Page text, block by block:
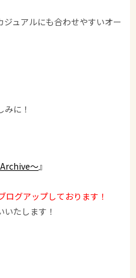
ュアルにも合わせやすいオー
に！
～』
グアップしております！
たします！